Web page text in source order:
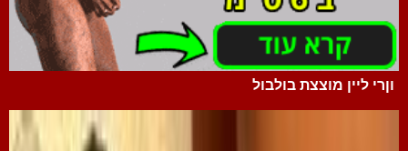
וןרי ליין מוצצת בולבול